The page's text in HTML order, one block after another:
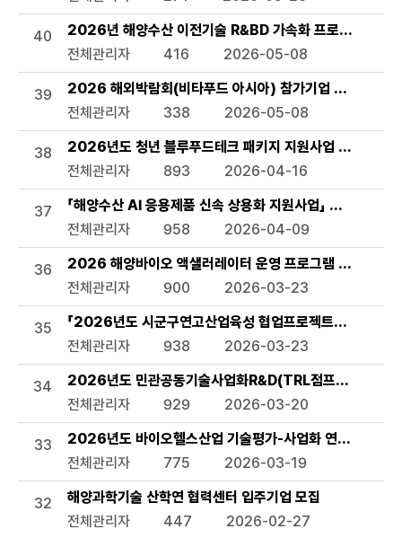
40
2026년 해양수산 이전기술 R&BD 가속화 프로그램 모집
전체관리자
416 2026-05-08
39
2026 해외박람회(비타푸드 아시아) 참가기업 모집 공고
전체관리자
338 2026-05-08
38
2026년도 청년 블루푸드테크 패키지 지원사업 모집공고
전체관리자
893 2026-04-16
37
「해양수산 AI 응용제품 신속 상용화 지원사업」 선정 계획
전체관리자
958 2026-04-09
36
2026 해양바이오 액샐러레이터 운영 프로그램 참여기업
전체관리자
900 2026-03-23
35
「2026년도 시군구연고산업육성 협업프로젝트」서천군
전체관리자
938 2026-03-23
34
2026년도 민관공동기술사업화R&D(TRL점프업) 상반기
전체관리자
929 2026-03-20
33
2026년도 바이오헬스산업 기술평가-사업화 연계 지원사
전체관리자
775 2026-03-19
32
해양과학기술 산학연 협력센터 입주기업 모집
전체관리자
447 2026-02-27